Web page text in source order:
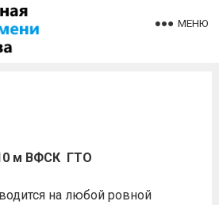
МЕНЮ
м ВФСК ГТО
на любой ровной